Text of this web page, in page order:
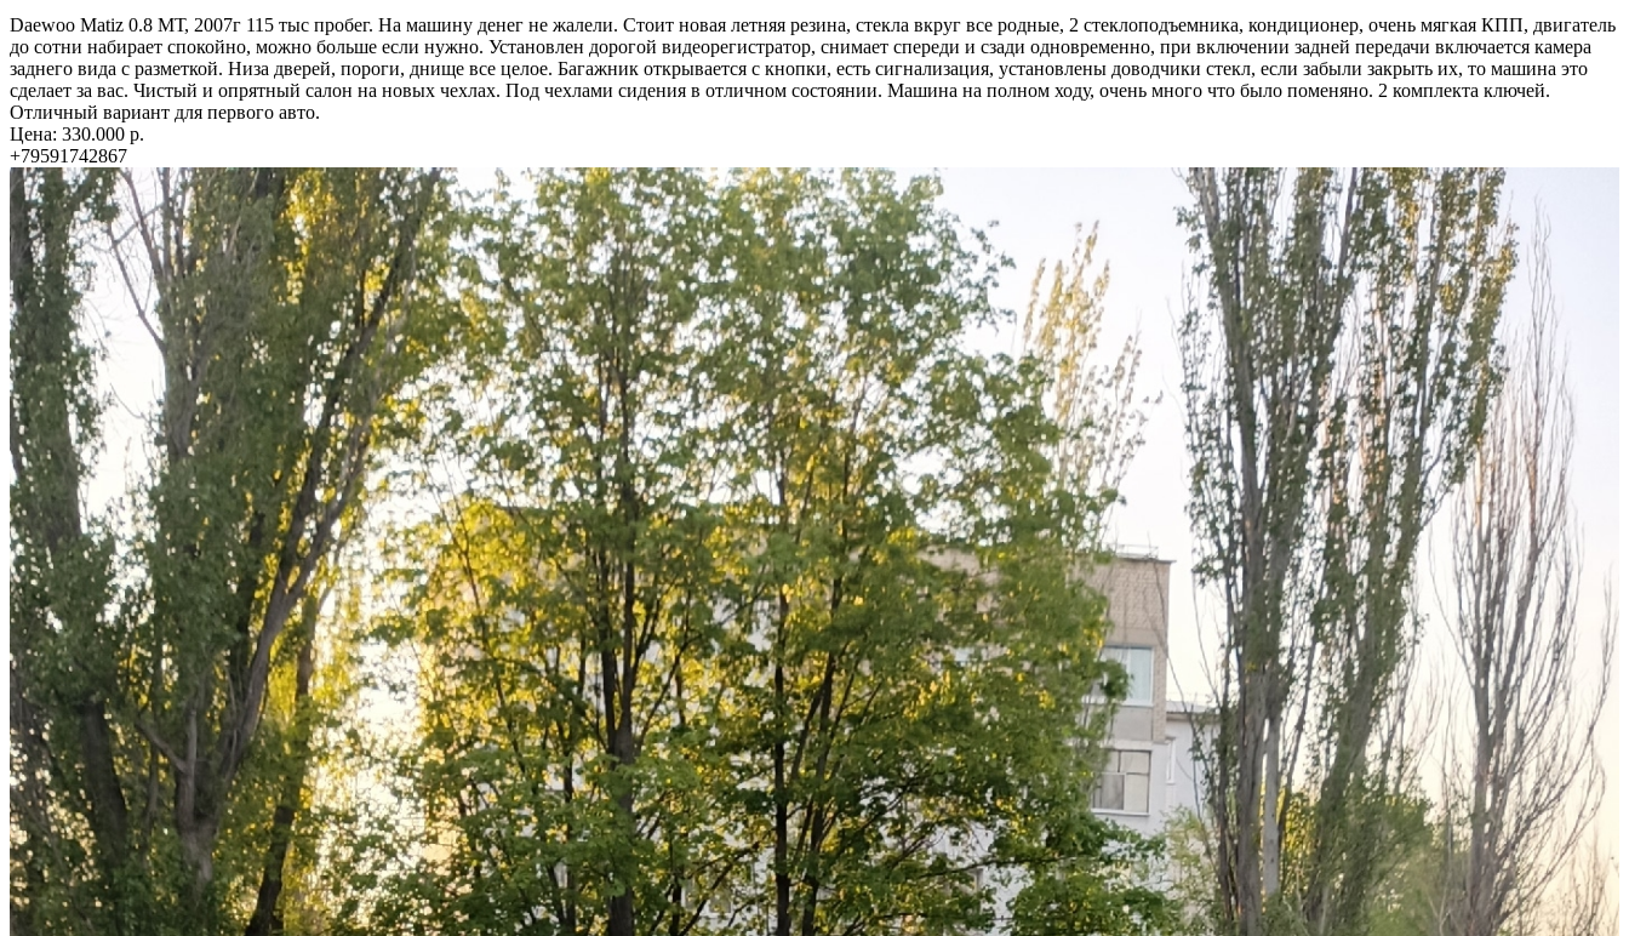
Daewoo Matiz 0.8 МТ, 2007г 115 тыс пробег. На машину денег не жалели. Стоит новая летняя резина, стекла вкруг все родные, 2 стеклоподъемника, кондиционер, очень мягкая КПП, двигатель
до сотни набирает спокойно, можно больше если нужно. Установлен дорогой видеорегистратор, снимает спереди и сзади одновременно, при включении задней передачи включается камера
заднего вида с разметкой. Низа дверей, пороги, днище все целое. Багажник открывается с кнопки, есть сигнализация, установлены доводчики стекл, если забыли закрыть их, то машина это
сделает за вас. Чистый и опрятный салон на новых чехлах. Под чехлами сидения в отличном состоянии. Машина на полном ходу, очень много что было поменяно. 2 комплекта ключей.
Отличный вариант для первого авто.
Цена: 330.000 р.
+79591742867